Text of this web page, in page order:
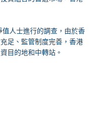
人士進行的調查，由於香
足、監管制度完善，香港
目的地和中轉站。